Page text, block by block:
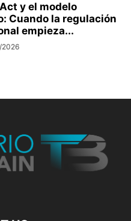
y el modelo
Cuando la regulación
empieza...
2026